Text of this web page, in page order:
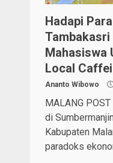
Hadapi
Tambakasri
Mahasiswa
Local
Ananto Wibowo
MALANG
di
Kabupaten
paradoks